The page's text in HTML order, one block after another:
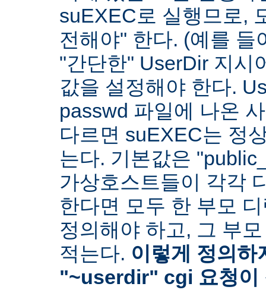
suEXEC로 실행므로,
전해야" 한다. (예를 들
"간단한" UserDir 지시
값을 설정해야 한다.
passwd 파일에 나온
다르면 suEXEC는 정
는다. 기본값은
가상호스트들이 각각
한다면 모두 한 부모
정의해야 하고, 그 부
적는다. 이렇게 정의하
"~userdir" cgi 요청이